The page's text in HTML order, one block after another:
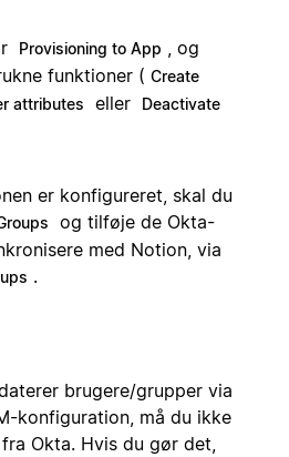
Provisioning to App
, og
funktioner ( Create
attributes eller
Deactivate
er konfigureret, skal du
og tilføje de Okta-
med Notion, via
.
brugere/grupper via
konfiguration, må du ikke
Okta. Hvis du gør det,